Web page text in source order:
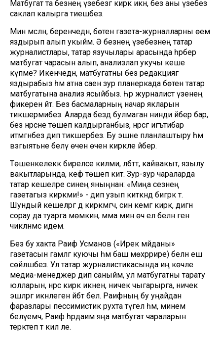
Матбугат та безнең үзебезгә кирәк икән, без аны үзебез
саклап калырга тиешбез.
Мин мәсәлән, беренчедән, бөтен газета-журналларны өемә
яздырып алып укыйм. Ә безнең үзебезнең татар
журналистлары, татар язучылары арасында һәрбер
матбугат чарасын алып, анализлап укучы кеше
күпме? Икенчедән, матбугатны без редакциягә
яздырабыз һәм атна саен зур планеркада бөтен татар
матбугатына анализ ясыйбыз. Һәр журналист үзенең
фикерен әйтә. Без басмаларның начар якларын
тикшермибез. Аларда бездә булмаган нинди әйбер бар,
без нәрсәне төшеп калдырганбыз, нәрсәгә игътибар
итмәгәнбез дип тикшерәбез. Бу эшне планлаштыру һәм
вәзгыятьне белү өчен өчен кирәкле әйбер.
Төшенкелеккә биреләсе килми, әлбәттә, кайвакыт, язылу
вакытларында, кәеф төшеп китә. Зур-зур чараларда
татар кешеләре синең яныңнан: «Миңа сезнең
газетагыз кирәкми!» - дип узып киткәндә бигрәк тә.
Шундый кешеләргә дә кирәкмәгәч, син кемгә кирәк, дигән
сорау да туарга мөмкин, әмма мин өч ел белән генә
чикләнмәс идем.
Без бу хакта Раиф Усманов («Ирек мәйданы»
газетасын гамәлгә куючы һәм баш мөхәррире) белән еш
сөйләшәбез. Ул татар журналистикасында иң көчле
медиа-менеджер дип саныйм, ул матбугатны тарату
юлларын, нәрсә кирәк икәнен, ничек чыгарырга, ничек
эшләргә икәнлеген әйбәт белә. Раифның бу уңайдан
фаразлары пессимистик рухта түгел һәм, минем
белүемчә, Раиф һәрдаим яңа матбугат чараларын
теркәтеп тә килә әле.